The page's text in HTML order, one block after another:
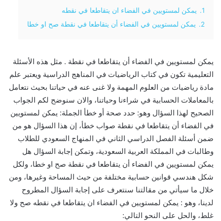
1.
يمكن لمستويين في الفضاء ان يتقاطعا في نقطه
2.
يمكن لمستويين في الفضاء أن يتقاطعا في نقطة صح او خطا
يمكن لمستويين في الفضاء أن يتقاطعا في نقطة . مثل هذه الأسئلة
التعليمية تكون في كتاب الرياضيات في المناهج الدراسية ويعتبر علم
مادة رياضيات من العلوم المهمة ولا غنى عنه في حياتنا بحيث نتعامل
بالمعاملات الحسابية في شراءنا وحياتنا، والان سنوضح لكم الجواب
الصحيح لهذا السؤال وهو: حدد صحة أو خطأ الجملة: يمكن لمستويين
في الفضاء أن يتقاطعا في نقطة صواب خطأ، إن هذا السؤال هو من
ضمن أسئلة الفصل الدراسي الثاني في المنهاج السعودي للطلاب
وطالبات في المملكة العربية السعودية، وتمكن إجابة السؤال هل
يمكن لمستويين في الفضاء أن يتقاطعا في نقطة صح او خطا، ولكل
شكل هندسي قوانين حسابية مختلفة من حيث المساحة وغيرها، ومن
خلال ما سيأتي من مقالتنا سنتعرف على إجابة السؤال المطروح
لدينا، وهو : يمكن لمستويين في الفضاء ان يتقاطعا في نقطه صح ولا
غلط، والحل على النحو التالي: